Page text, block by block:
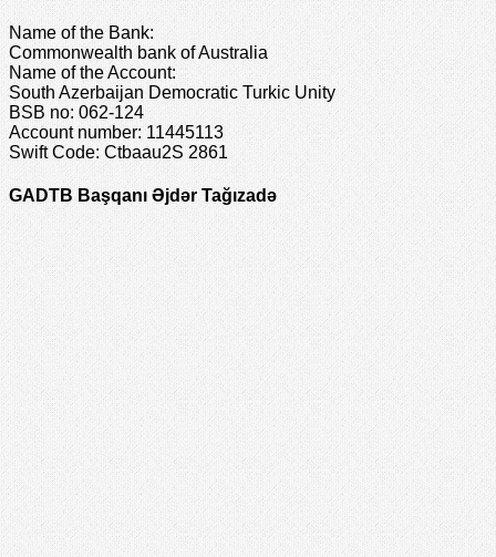
Name of the Bank:
Commonwealth bank of Australia
Name of the Account:
South Azerbaijan Democratic Turkic Unity
BSB no: 062-124
Account number: 11445113
Swift Code: Ctbaau2S 2861
GADTB Başqanı Əjdər Tağızadə